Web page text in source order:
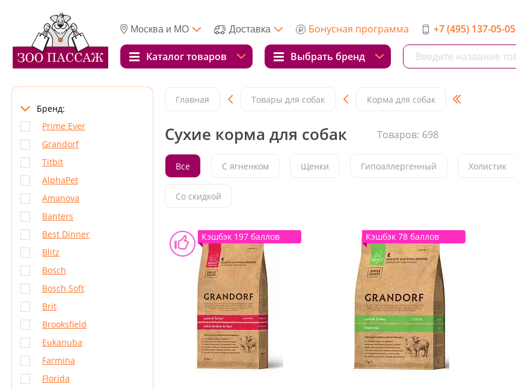
Москва и МО Доставка Бонусная программа +7 (495) 137-05-05
Каталог товаров Выбрать бренд
Бренд:
Prime Ever
Grandorf
Titbit
AlphaPet
Amanova
Banters
Best Dinner
Blitz
Bosch
Bosch Soft
Brit
Brooksfield
Eukanuba
Farmina
Florida
Главная Товары для собак Корма для собак
Сухие корма для собак Товаров: 698
Все С ягненком Щенки Гипоаллергенный Холистик
Со скидкой
Кэшбэк 197 баллов Кэшбэк 78 баллов